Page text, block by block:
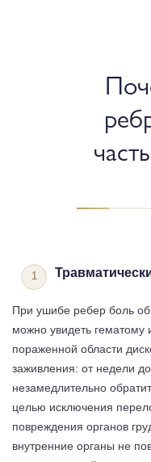
При ушибе ребер боль
можно увидеть гематому
пораженной области
заживления: от недели
незамедлительно
целью исключения
повреждения органов
внутренние органы не